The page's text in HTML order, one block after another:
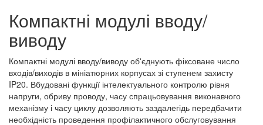
Компактні модулі вводу/
виводу
Компактні модулі вводу/виводу об'єднують фіксоване число
входів/виходів в мініатюрних корпусах зі ступенем захисту
IP20. Вбудовані функції інтелектуального контролю рівня
напруги, обриву проводу, часу спрацьовування виконавчого
механізму і часу циклу дозволяють заздалегідь передбачити
необхідність проведення профілактичного обслуговування